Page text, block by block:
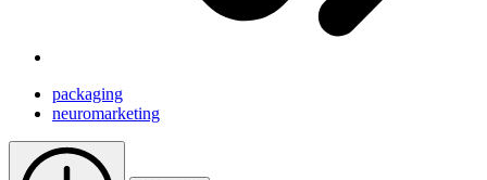
packaging
neuromarketing